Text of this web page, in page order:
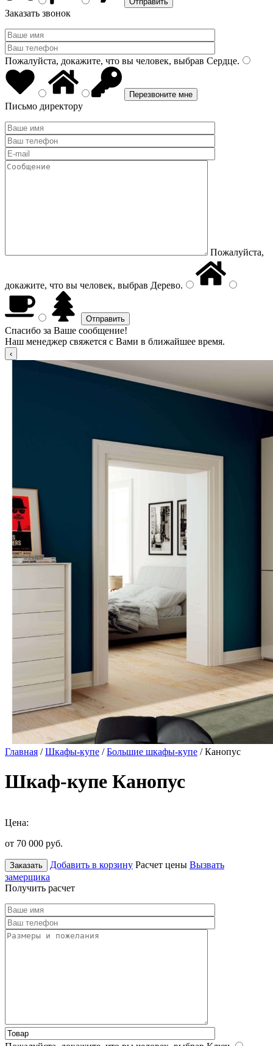
Заказать звонок
Пожалуйста, докажите, что вы человек, выбрав Сердце.
Письмо директору
Пожалуйста,
докажите, что вы человек, выбрав Дерево.
Спасибо за Ваше сообщение!
Наш менеджер свяжется с Вами в ближайшее время.
Главная /Шкафы-купе /Большие шкафы-купе / Канопус
Шкаф-купе Канопус
Цена:
от 70 000 руб.
Заказать Добавить в корзину Расчет цены Вызвать
замерщика
Получить расчет